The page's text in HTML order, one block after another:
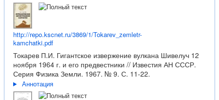
http://repo.kscnet.ru/3869/1/Tokarev_zemletr-
kamchatki.pdf
Токарев П.И. Гигантское извержение вулкана Шивелуч 12
ноября 1964 г. и его предвестники // Известия АН СССР.
Серия Физика Земли. 1967. № 9. С. 11-22.
Аннотация